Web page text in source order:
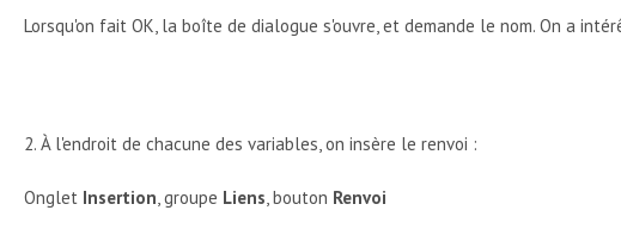
Lorsqu'on fait OK, la boîte de dialogue s'ouvre, et demande le nom. On a
2. À l'endroit de chacune des variables, on insère le renvoi :
Onglet Insertion , groupe Liens , bouton Renvoi